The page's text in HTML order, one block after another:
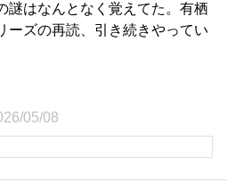
謎はなんとなく覚えてた。有栖
ーズの再読、引き続きやってい
05/08